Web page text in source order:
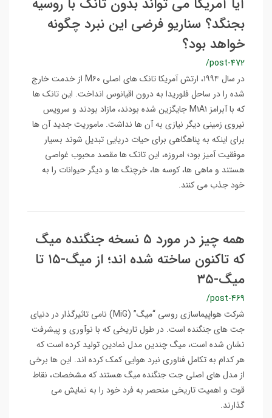
آیا آمریکا می تواند بدون تانک با روسیه
بجنگد؟ سناریو فرضی این نبرد چگونه
خواهد بود؟
/post-472
در سال ۱۹۹۴، ارتش آمریکا تانک های اصلی M۶۰ از خدمت خارج
شده را در ساحل فلوریدا به درون اقیانوس انداخت. این تانک ها
که با آبرامز M۱A۱ جایگزین شده بودند، مازاد بودند و سرویس
نیروی زمینی دیگر نیازی به آن ها نداشت. ماموریت جدید آن ها
برای اینکه به پناهگاهی برای حیات دریایی تبدیل شوند بسیار
موفقیت آمیز بود؛ امروزه، این تانک ها مقصد محبوب غواصی
هستند و ماهی ها، کوسه ها، خرچنگ ها و دیگر حیوانات را به
خود جذب می کنند.
همه چیز در مورد ۵ نسخه جنگنده میگ
که تاکنون ساخته شده اند؛ از میگ-۱۵ تا
میگ-۳۵
/post-469
شرکت هواپیماسازی روسی “میگ” (MiG) نامی تاثیرگذار در دنیای
جت های جنگنده است. در طول تاریخی که با نوآوری و پیشرفت
نشان شده است، میگ چندین مدل نمادین تولید کرده است که
هر کدام به تکامل فناوری نبرد هوایی کمک کرده اند. این ها برخی
از مدل های اصلی جت جنگنده میگ هستند که مشخصات، نقاط
قوت و اهمیت تاریخی منحصر به فرد خود را به نمایش می
گذارند.